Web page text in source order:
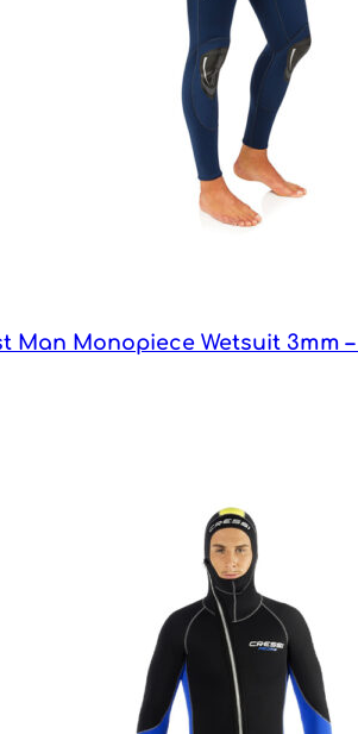
Man Monopiece Wetsuit 3mm